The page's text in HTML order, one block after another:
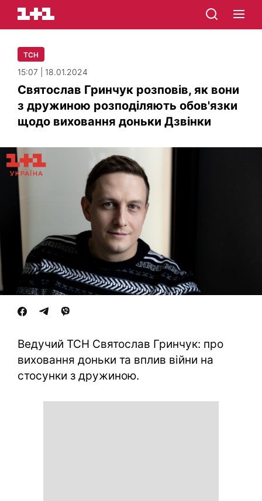
ТСН
15:07 | 18.01.2024
Святослав Гринчук розповів, як вони
з дружиною розподіляють обов'язки
щодо виховання доньки Дзвінки
Ведучий ТСН Святослав Гринчук: про
виховання доньки та вплив війни на
стосунки з дружиною.